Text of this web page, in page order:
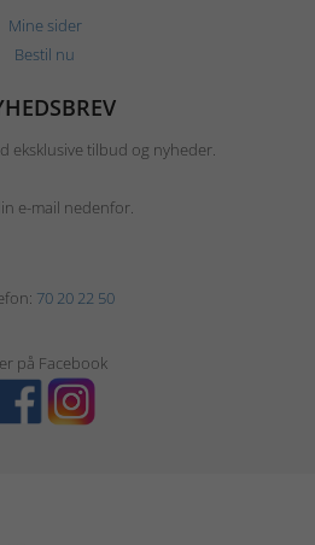
Mine sider
Bestil nu
eksklusive tilbud og nyheder.
e-mail nedenfor.
70 20 22 50
på Facebook